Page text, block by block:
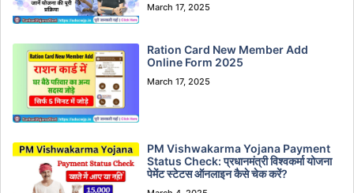
March 17, 2025
Ration Card New Member Add
Online Form 2025
March 17, 2025
PM Vishwakarma Yojana Payment
Status Check: प्रधानमंत्री विश्वकर्मा योजना
पेमेंट स्टेटस ऑनलाइन कैसे चेक करें?